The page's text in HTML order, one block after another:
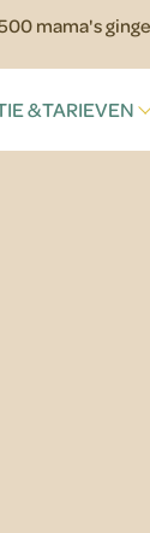
mama's
& TARIEVEN